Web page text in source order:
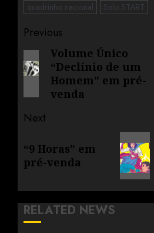
quadrinho nacional
Selo START
Previous
Volume Único
“Declínio de um
Homem” em pré-
venda
Next
“9 Horas” em
pré-venda
RELATED NEWS